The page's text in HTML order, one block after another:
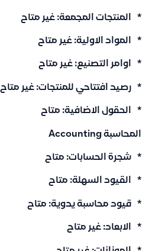
* المنتجات المجمعة: غير متاح
* المواد الاولية: غير متاح
* اوامر التصنيع: غير متاح
* رصيد افتتاحي للمنتجات: غير متاح
* الحقول الاضافية: متاح
المحاسبة Accounting
* شجرة الحسابات: متاح
* القيود السهلة: متاح
* قيود محاسبة يدوية: متاح
* الابعاد: غير متاح